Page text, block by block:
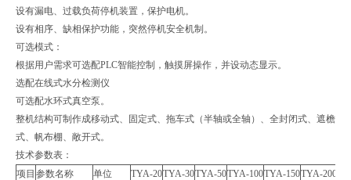
设有漏电、过载负荷停机装置，保护电机。
设有相序、缺相保护功能，突然停机安全机制。
可选模式：
根据用户需求可选配PLC智能控制，触摸屏操作，并设动态显示。
选配在线式水分检测仪
可选配水环式真空泵。
整机结构可制作成移动式、固定式、拖车式（半轴或全轴）、全封闭式、遮檐
式、帆布棚、敞开式。
技术参数表：
项目 参数名称 单位 TYA-20TYA-30TYA-50TYA-100TYA-150TYA-200